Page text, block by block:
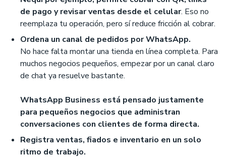
de pago y revisar ventas desde el celular. Eso no
reemplaza tu operación, pero sí reduce fricción al cobrar.
Ordena un canal de pedidos por WhatsApp.
No hace falta montar una tienda en línea completa. Para
muchos negocios pequeños, empezar por un canal claro
de chat ya resuelve bastante.
WhatsApp Business está pensado justamente
para pequeños negocios que administran
conversaciones con clientes de forma directa.
Registra ventas, fiados e inventario en un solo
ritmo de trabajo.